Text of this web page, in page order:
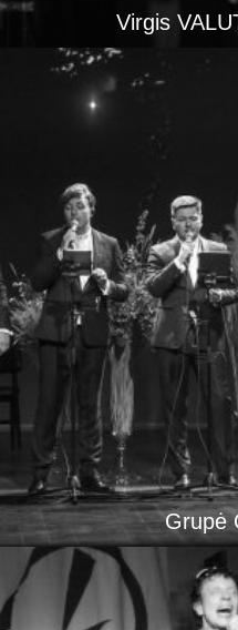
Virgis
Grupė